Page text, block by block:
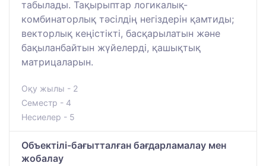
табылады. Тақырыптар логикалық-
комбинаторлық тәсілдің негіздерін қамтиды;
векторлық кеңістікті, басқарылатын және
бақыланбайтын жүйелерді, қашықтық
матрицаларын.
Оқу жылы - 2
Семестр - 4
Несиелер - 5
Объектілі-бағытталған бағдарламалау мен
жобалау